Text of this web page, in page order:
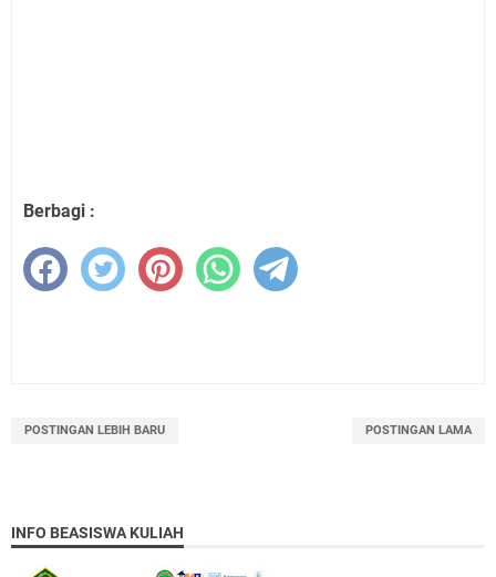
Berbagi :
POSTINGAN LEBIH BARU POSTINGAN LAMA
INFO BEASISWA KULIAH